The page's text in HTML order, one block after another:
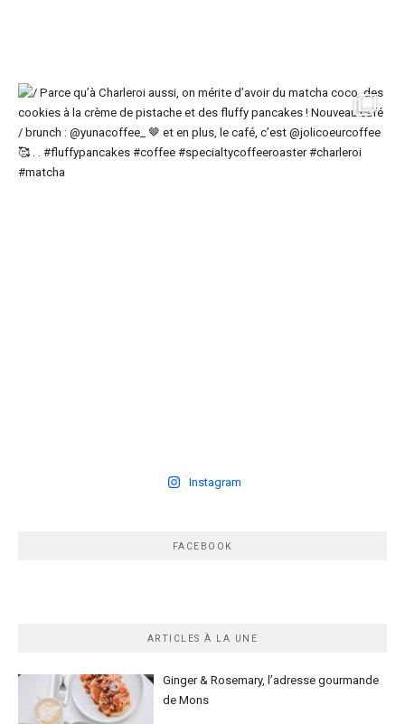
Instagram
FACEBOOK
ARTICLES À LA UNE
Ginger & Rosemary, l’adresse gourmande
de Mons